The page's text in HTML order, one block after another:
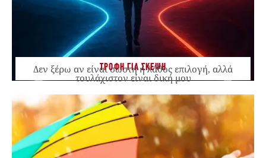
ΤΡΟΦΗ ΓΙΑ ΣΚΕΨΗ
Δεν ξέρω αν είναι σωστή ή λάθος επιλογή, αλλά
τουλάχιστον είναι δική μου